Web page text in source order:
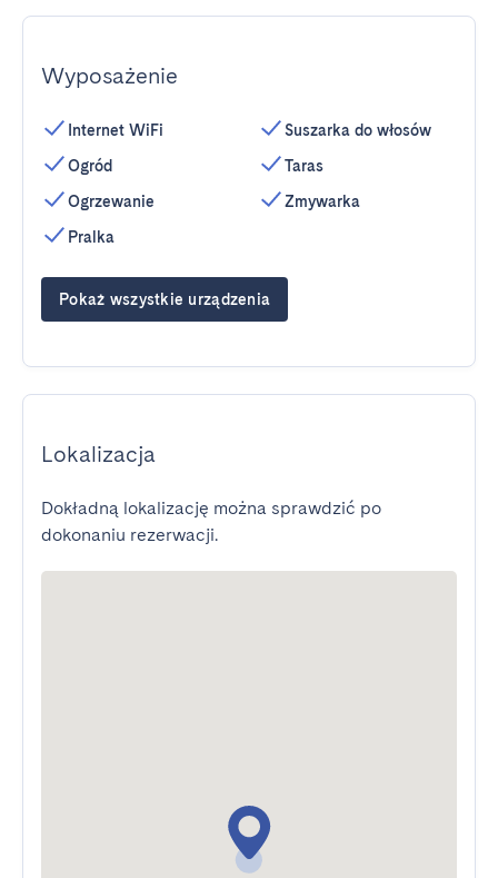
Wyposażenie
Internet WiFi
Ogród
Ogrzewanie
Pralka
Suszarka do włosów
Taras
Zmywarka
Pokaż wszystkie urządzenia
Lokalizacja
Dokładną lokalizację można sprawdzić po
dokonaniu rezerwacji.